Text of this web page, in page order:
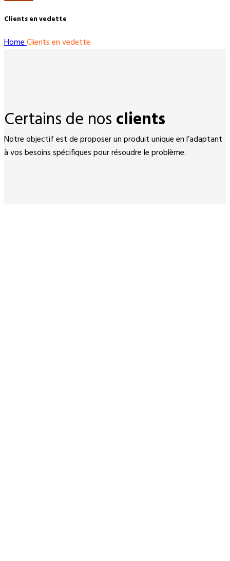
Clients en vedette
HomeClients en vedette
Certains de nosclients
Notre objectif est de proposer un produit unique en l’adaptant
à vos besoins spécifiques pour résoudre le problème.